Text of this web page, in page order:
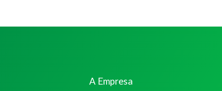
A Empresa